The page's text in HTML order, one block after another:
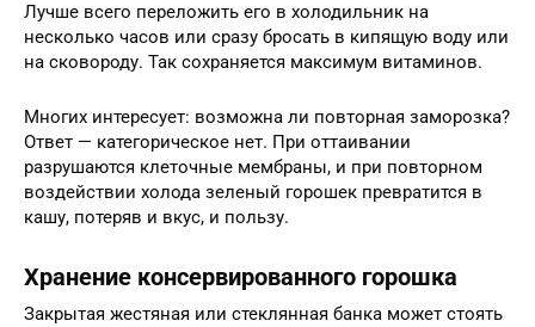
Лучше всего переложить его в холодильник на
несколько часов или сразу бросать в кипящую воду или
на сковороду. Так сохраняется максимум витаминов.
Многих интересует: возможна ли повторная заморозка?
Ответ — категорическое нет. При оттаивании
разрушаются клеточные мембраны, и при повторном
воздействии холода зеленый горошек превратится в
кашу, потеряв и вкус, и пользу.
Хранение консервированного горошка
Закрытая жестяная или стеклянная банка может стоять